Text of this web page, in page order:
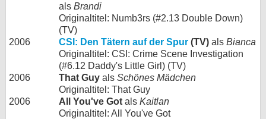
als Brandi
Originaltitel: Numb3rs (#2.13 Double Down)
(TV)
2006
CSI: Den Tätern auf der Spur (TV) als Bianca
Originaltitel: CSI: Crime Scene Investigation
(#6.12 Daddy's Little Girl) (TV)
2006
That Guy als Schönes Mädchen
Originaltitel: That Guy
2006
All You've Got als Kaitlan
Originaltitel: All You've Got